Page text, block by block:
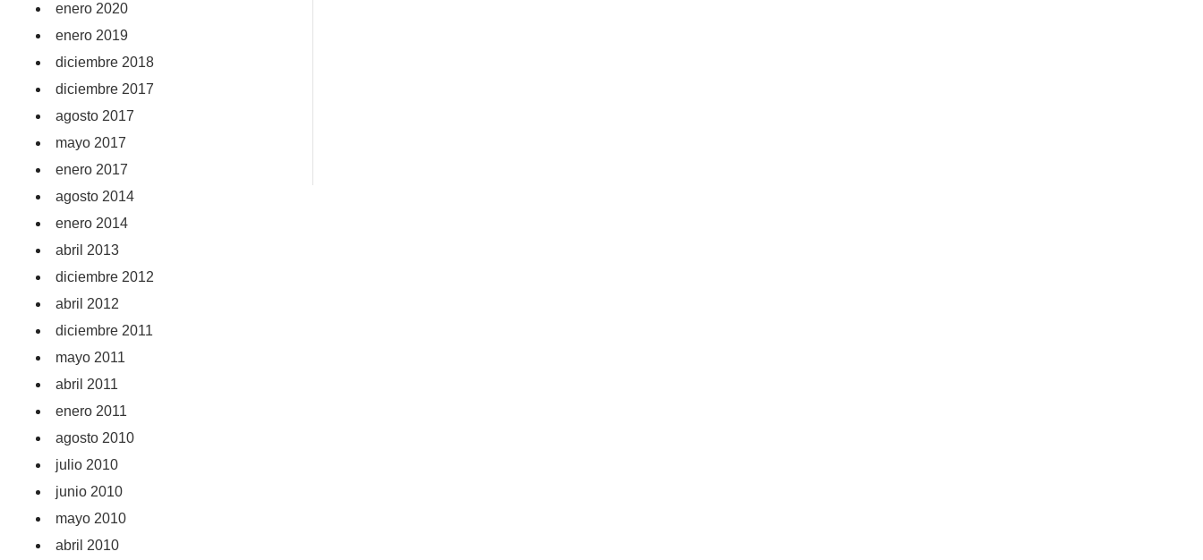
enero 2020
enero 2019
diciembre 2018
diciembre 2017
agosto 2017
mayo 2017
enero 2017
agosto 2014
enero 2014
abril 2013
diciembre 2012
abril 2012
diciembre 2011
mayo 2011
abril 2011
enero 2011
agosto 2010
julio 2010
junio 2010
mayo 2010
abril 2010